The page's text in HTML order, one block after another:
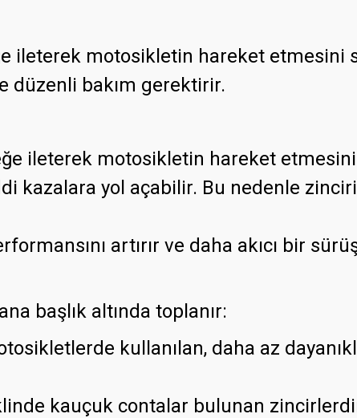
motosikletin hareket etmesini
düzenli bakım gerektirir.
ileterek motosikletin hareket
kazalara yol açabilir. Bu nedenle
artırır ve daha akıcı bir
başlık altında toplanır:
kullanılan, daha az
kauçuk contalar bulunan